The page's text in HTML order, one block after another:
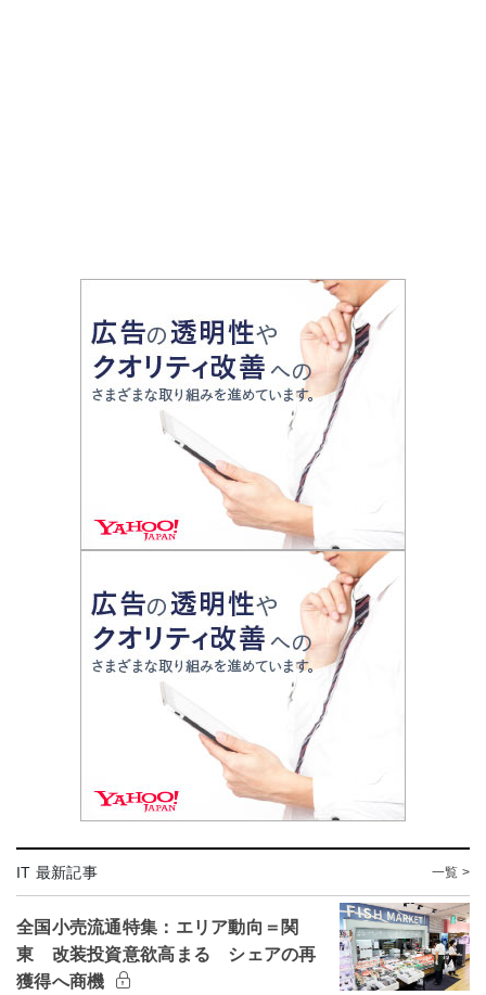
IT 最新記事 一覧 >
全国小売流通特集：エリア動向＝関
東 改装投資意欲高まる シェアの再
獲得へ商機